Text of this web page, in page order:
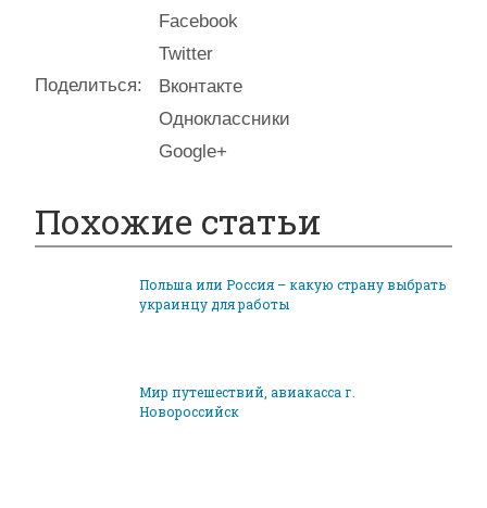
Поделиться:
Facebook
Twitter
Вконтакте
Одноклассники
Google+
Похожие статьи
Польша или Россия – какую страну выбрать
украинцу для работы
Мир путешествий, авиакасса г.
Новороссийск